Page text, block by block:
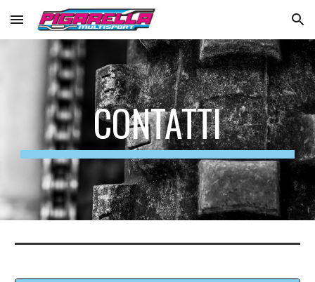
Skip to main content Skip to navigation
CONTATTI